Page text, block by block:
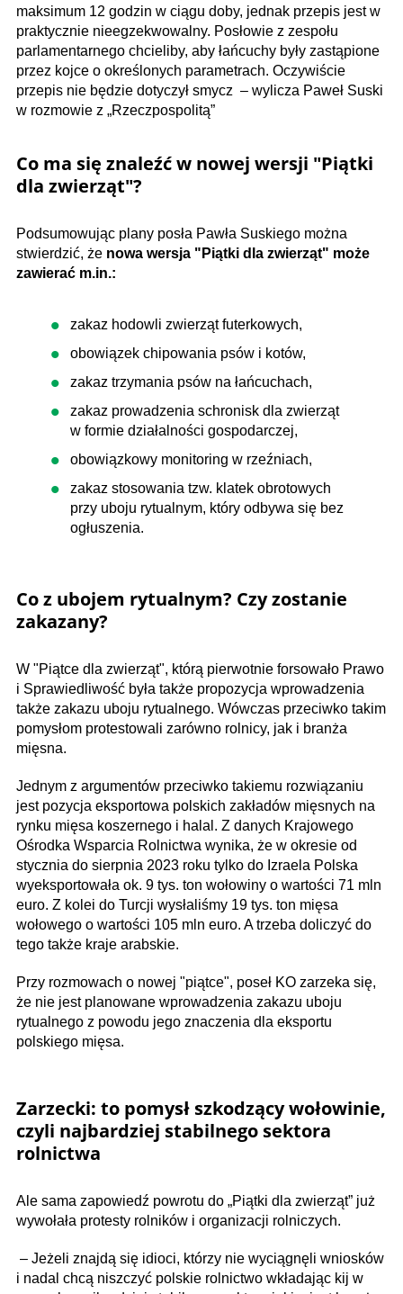
maksimum 12 godzin w ciągu doby, jednak przepis jest w
praktycznie nieegzekwowalny. Posłowie z zespołu
parlamentarnego chcieliby, aby łańcuchy były zastąpione
przez kojce o określonych parametrach. Oczywiście
przepis nie będzie dotyczył smycz – wylicza Paweł Suski
w rozmowie z „Rzeczpospolitą”
Co ma się znaleźć w nowej wersji "Piątki
dla zwierząt"?
Podsumowując plany posła Pawła Suskiego można
stwierdzić, że nowa wersja "Piątki dla zwierząt" może
zawierać m.in.:
zakaz hodowli zwierząt futerkowych,
obowiązek chipowania psów i kotów,
zakaz trzymania psów na łańcuchach,
zakaz prowadzenia schronisk dla zwierząt
w formie działalności gospodarczej,
obowiązkowy monitoring w rzeźniach,
zakaz stosowania tzw. klatek obrotowych
przy uboju rytualnym, który odbywa się bez
ogłuszenia.
Co z ubojem rytualnym? Czy zostanie
zakazany?
W "Piątce dla zwierząt", którą pierwotnie forsowało Prawo
i Sprawiedliwość była także propozycja wprowadzenia
także zakazu uboju rytualnego. Wówczas przeciwko takim
pomysłom protestowali zarówno rolnicy, jak i branża
mięsna.
Jednym z argumentów przeciwko takiemu rozwiązaniu
jest pozycja eksportowa polskich zakładów mięsnych na
rynku mięsa koszernego i halal. Z danych Krajowego
Ośrodka Wsparcia Rolnictwa wynika, że w okresie od
stycznia do sierpnia 2023 roku tylko do Izraela Polska
wyeksportowała ok. 9 tys. ton wołowiny o wartości 71 mln
euro. Z kolei do Turcji wysłaliśmy 19 tys. ton mięsa
wołowego o wartości 105 mln euro. A trzeba doliczyć do
tego także kraje arabskie.
Przy rozmowach o nowej "piątce", poseł KO zarzeka się,
że nie jest planowane wprowadzenia zakazu uboju
rytualnego z powodu jego znaczenia dla eksportu
polskiego mięsa.
Zarzecki: to pomysł szkodzący wołowinie,
czyli najbardziej stabilnego sektora
rolnictwa
Ale sama zapowiedź powrotu do „Piątki dla zwierząt” już
wywołała protesty rolników i organizacji rolniczych.
– Jeżeli znajdą się idioci, którzy nie wyciągnęli wniosków
i nadal chcą niszczyć polskie rolnictwo wkładając kij w